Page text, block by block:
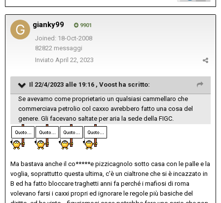
gianky99 9901
Joined: 18-Oct-2008
82822 messaggi
Inviato April 22, 2023
Il 22/4/2023 alle 19:16 , Voost ha scritto:
Se avevamo come proprietario un qualsiasi cammellaro che
commerciava petrolio col caxxo avrebbero fatto una cosa del
genere. Gli facevano saltate per aria la sede della FIGC.
Ma bastava anche il co*****e pizzicagnolo sotto casa con le palle e la
voglia, soprattutto questa ultima, c'è un cialtrone che si è incazzato in
B ed ha fatto bloccare traghetti anni fa perché i mafiosi di roma
volevano farsi i caxxi propri ed ignorare le regole più basiche del